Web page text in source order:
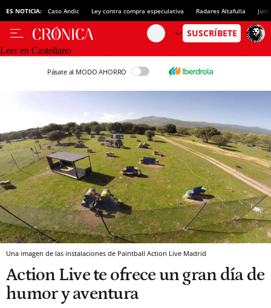
ES NOTICIA: Caso Andic Ley contra compra especulativa Radares Altafulla
Leer en Castellano
Pásate al MODO AHORRO
Una imagen de las instalaciones de Paintball Action Live Madrid
Action Live te ofrece un gran día de
humor y aventura